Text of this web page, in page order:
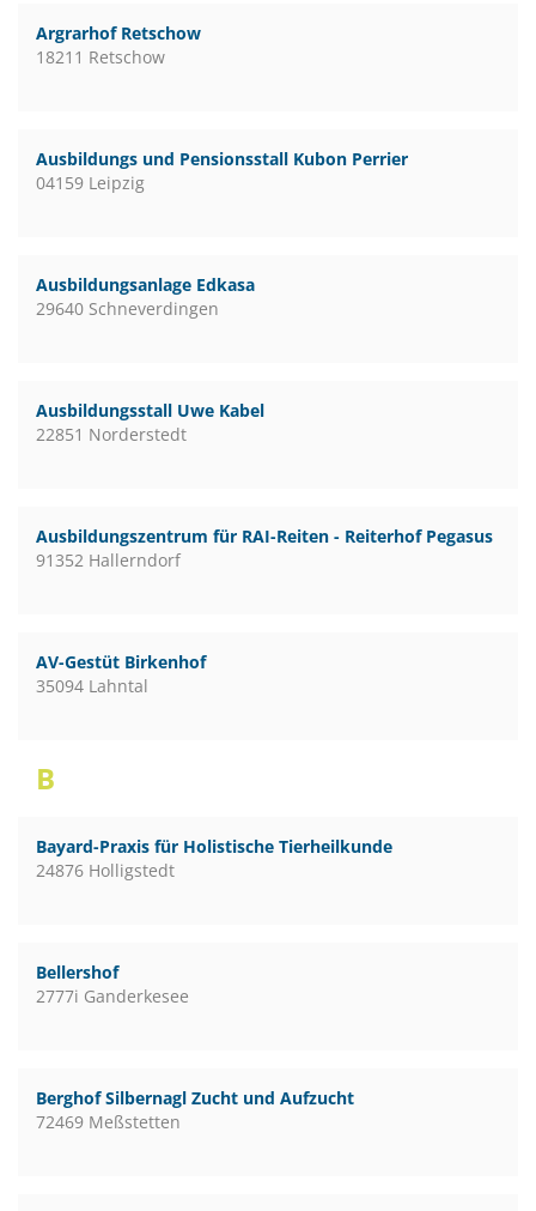
Argrarhof Retschow
18211 Retschow
Ausbildungs und Pensionsstall Kubon Perrier
04159 Leipzig
Ausbildungsanlage Edkasa
29640 Schneverdingen
Ausbildungsstall Uwe Kabel
22851 Norderstedt
Ausbildungszentrum für RAI-Reiten - Reiterhof Pegasus
91352 Hallerndorf
AV-Gestüt Birkenhof
35094 Lahntal
B
Bayard-Praxis für Holistische Tierheilkunde
24876 Holligstedt
Bellershof
2777i Ganderkesee
Berghof Silbernagl Zucht und Aufzucht
72469 Meßstetten